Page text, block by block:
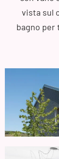
vista sul
bagno per